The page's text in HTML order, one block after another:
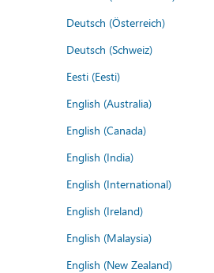
Deutsch (Österreich)
Deutsch (Schweiz)
Eesti (Eesti)
English (Australia)
English (Canada)
English (India)
English (International)
English (Ireland)
English (Malaysia)
English (New Zealand)